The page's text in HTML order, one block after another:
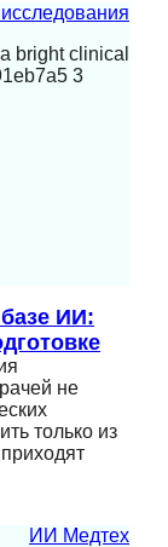
ИИ:
не
только из
ИИ Медтех